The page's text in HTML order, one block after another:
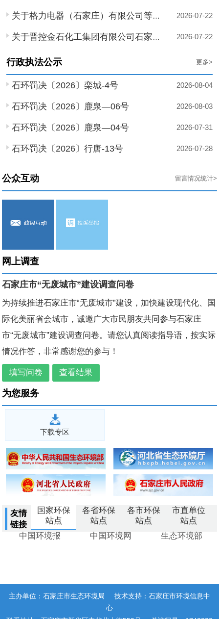
关于格力电器（石家庄）有限公司等4家单位危险废... 2026-07-22
关于晋控金石化工集团有限公司石家庄循环化工园区... 2026-07-22
2026-06-18
2026-03-30
行政执法公示 更多>
石环罚决〔2026〕栾城-4号 2026-08-04
石环罚决〔2026〕鹿泉―06号 2026-08-03
石环罚决〔2026〕鹿泉―04号 2026-07-31
石环罚决〔2026〕行唐-13号 2026-07-28
石环不罚决〔2026〕栾城-3号 2026-07-27
石环罚决[2026]灵寿-16号
石环罚决〔2026〕灵寿-15号 2026-07-20
石环罚决【2026】深泽-004号
石环罚决【2026】深泽-006号 2026-07-20
公众互动 留言情况统计>
网上调查
石家庄市“无废城市”建设调查问卷
为持续推进石家庄市“无废城市”建设，加快建设现代化、国
际化美丽省会城市，诚邀广大市民朋友共同参与石家庄
市“无废城市”建设调查问卷。请您认真阅读指导语，按实际
情况作答，非常感谢您的参与！
填写问卷 查看结果
为您服务
下载专区
友情
链接
国家环保
站点
中国环境报
中国环境网 生态环境部
各省环保
站点
各市环保
站点
市直单位
站点